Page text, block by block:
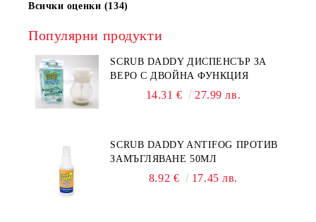
Всички оценки (134)
Популярни продукти
SCRUB DADDY ДИСПЕНСЪР ЗА
ВЕРО С ДВОЙНА ФУНКЦИЯ
14.31 € 27.99 лв.
SCRUB DADDY ANTIFOG ПРОТИВ
ЗАМЪГЛЯВАНЕ 50МЛ
8.92 € 17.45 лв.